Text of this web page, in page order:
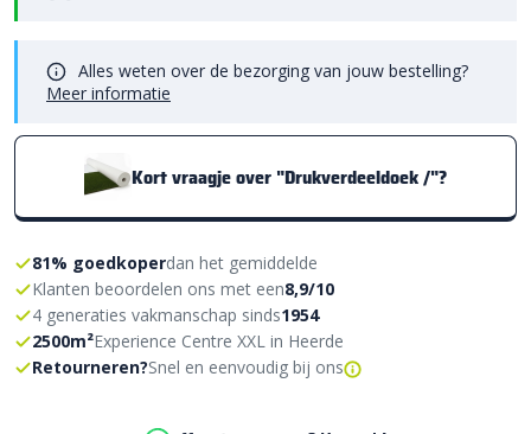
Alles weten over de bezorging van jouw bestelling?
Meer informatie
Kort vraagje over "Drukverdeeldoek /"?
81% goedkoperdan het gemiddelde
Klanten beoordelen ons met een8,9/10
4 generaties vakmanschap sinds1954
2500m²Experience Centre XXL in Heerde
Retourneren?Snel en eenvoudig bij ons